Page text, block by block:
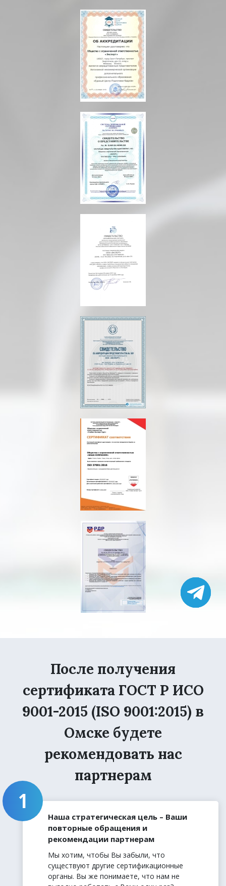
После получения
сертификата ГОСТ Р ИСО
9001-2015 (ISO 9001:2015) в
Омске будете
рекомендовать нас
партнерам
Наша стратегическая цель – Ваши
повторные обращения и
рекомендации партнерам
Мы хотим, чтобы Вы забыли, что
существуют другие сертификационные
органы. Вы же понимаете, что нам не